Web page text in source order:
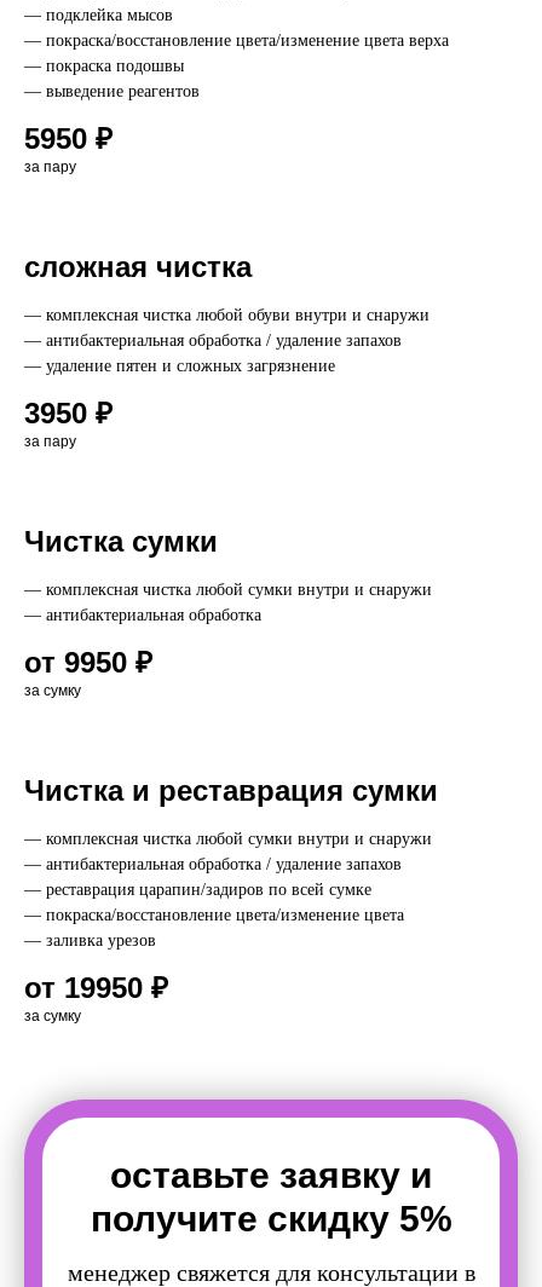
— подклейка мысов
— покраска/восстановление цвета/изменение цвета верха
— покраска подошвы
— выведение реагентов
5950 ₽
за пару
сложная чистка
— комплексная чистка любой обуви внутри и снаружи
— антибактериальная обработка / удаление запахов
— удаление пятен и сложных загрязнение
3950 ₽
за пару
Чистка сумки
— комплексная чистка любой сумки внутри и снаружи
— антибактериальная обработка
от 9950 ₽
за сумку
Чистка и реставрация сумки
— комплексная чистка любой сумки внутри и снаружи
— антибактериальная обработка / удаление запахов
— реставрация царапин/задиров по всей сумке
— покраска/восстановление цвета/изменение цвета
— заливка урезов
от 19950 ₽
за сумку
оставьте заявку и
получите скидку 5%
менеджер свяжется для консультации в